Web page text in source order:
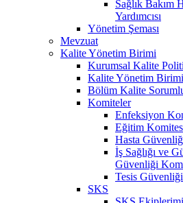
Sağlık Bakım
Yardımcısı
Yönetim Şeması
Mevzuat
Kalite Yönetim Birimi
Kurumsal Kalite
Kalite Yönetim Birimi
Bölüm Kalite
Komiteler
Enfeksiyon
Eğitim
Hasta
İş Sağlığı ve
Güvenliği
Tesis
SKS